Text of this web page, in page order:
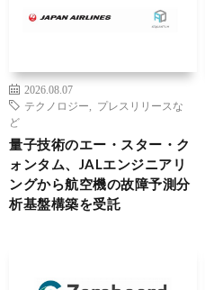
2026.08.07
テクノロジー
プレスリリースな
ど
量子技術のエー・スター・ク
ォンタム、JALエンジニアリ
ングから航空機の故障予測分
析基盤構築を受託